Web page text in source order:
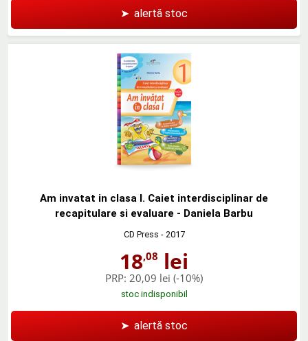
➤ alertă stoc
Am invatat in clasa I. Caiet interdisciplinar de
recapitulare si evaluare - Daniela Barbu
CD Press - 2017
18,08 lei
PRP: 20,09 lei (-10%)
stoc indisponibil
➤ alertă stoc